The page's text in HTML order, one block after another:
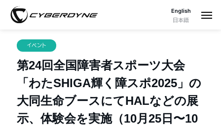
English
日本語
イベント
第24回全国障害者スポーツ大会
「わたSHIGA輝く障スポ2025」の
大同生命ブースにてHALなどの展
示、体験会を実施（10月25日〜10